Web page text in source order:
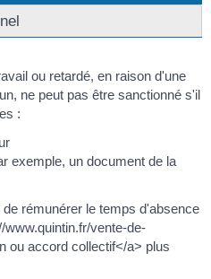
ou retardé, en raison d'une
ne peut pas être sanctionné s'il
:
exemple, un document de la
rémunérer le temps d'absence
vente-de-
ou accord collectif</a> plus